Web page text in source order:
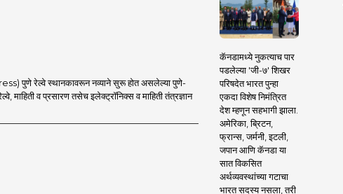
पुणे रेल्वे स्थानकावरून नव्याने सुरू होत असलेल्या पुणे-
माहिती व प्रसारण तसेच इलेक्ट्रॉनिक्स व माहिती तंत्रज्ञान
कॅनडामध्ये नुकत्याच पार
पडलेल्या 'जी-७' शिखर
परिषदेत भारत पुन्हा
एकदा विशेष निमंत्रित
देश म्हणून सहभागी झाला.
अमेरिका, ब्रिटन,
फ्रान्स, जर्मनी, इटली,
जपान आणि कॅनडा या
सात विकसित
अर्थव्यवस्थांच्या गटाचा
भारत सदस्य नसला, तरी